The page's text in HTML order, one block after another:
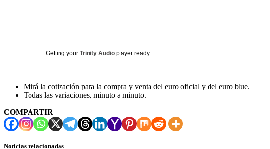
Getting your Trinity Audio player ready...
Mirá la cotización para la compra y venta del euro oficial y del euro blue.
Todas las variaciones, minuto a minuto.
COMPARTIR
Noticias relacionadas